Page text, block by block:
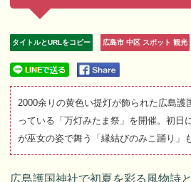
タイトルとURLをコピー 広島市 中区 スポット 観光
2000余りの黄色い提灯が飾られた広島護
っている「万灯みたま祭」を開催。初日
が巫女の姿で舞う「縁結びのみこ踊り」も
広島護国神社で初夏を彩る風物詩